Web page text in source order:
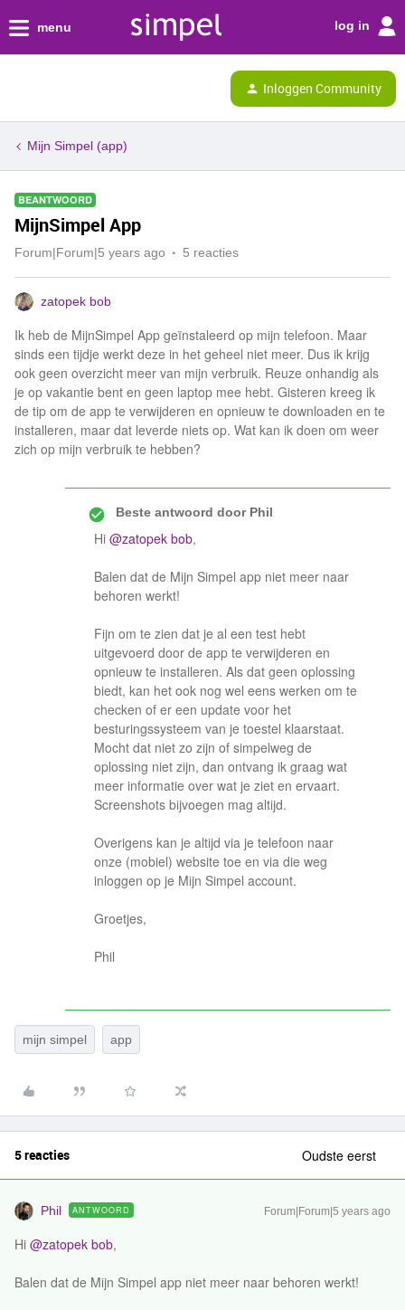
menu log in
Inloggen Community
Mijn Simpel (app)
BEANTWOORD
MijnSimpel App
Forum|Forum|5 years ago 5 reacties
zatopek bob
Ik heb de MijnSimpel App geïnstaleerd op mijn telefoon. Maar
sinds een tijdje werkt deze in het geheel niet meer. Dus ik krijg
ook geen overzicht meer van mijn verbruik. Reuze onhandig als
je op vakantie bent en geen laptop mee hebt. Gisteren kreeg ik
de tip om de app te verwijderen en opnieuw te downloaden en te
installeren, maar dat leverde niets op. Wat kan ik doen om weer
zich op mijn verbruik te hebben?
Beste antwoord doorPhil
Hi @zatopek bob,
Balen dat de Mijn Simpel app niet meer naar
behoren werkt!
Fijn om te zien dat je al een test hebt
uitgevoerd door de app te verwijderen en
opnieuw te installeren. Als dat geen oplossing
biedt, kan het ook nog wel eens werken om te
checken of er een update voor het
besturingssysteem van je toestel klaarstaat.
Mocht dat niet zo zijn of simpelweg de
oplossing niet zijn, dan ontvang ik graag wat
meer informatie over wat je ziet en ervaart.
Screenshots bijvoegen mag altijd.
Overigens kan je altijd via je telefoon naar
onze (mobiel) website toe en via die weg
inloggen op je Mijn Simpel account.
Groetjes,
Phil
mijn simpel app
5 reacties Oudste eerst
Phil ANTWOORD Forum|Forum|5 years ago
Hi @zatopek bob,
Balen dat de Mijn Simpel app niet meer naar behoren werkt!